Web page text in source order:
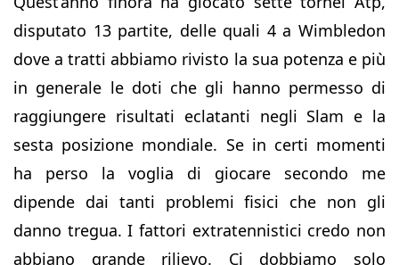
disputato 13 partite, delle quali 4 a Wimbledon
dove a tratti abbiamo rivisto la sua potenza e più
in generale le doti che gli hanno permesso di
raggiungere risultati eclatanti negli Slam e la
sesta posizione mondiale. Se in certi momenti
ha perso la voglia di giocare secondo me
dipende dai tanti problemi fisici che non gli
danno tregua. I fattori extratennistici credo non
abbiano grande rilievo. Ci dobbiamo solo